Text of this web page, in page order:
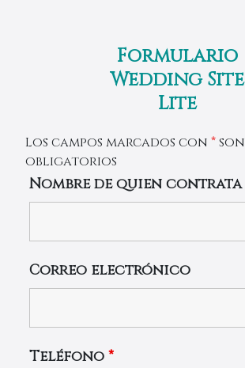
Formulario
Wedding Site
Lite
Los campos marcados con *son
obligatorios
Nombre de quien contrata
Correo electrónico
Teléfono *